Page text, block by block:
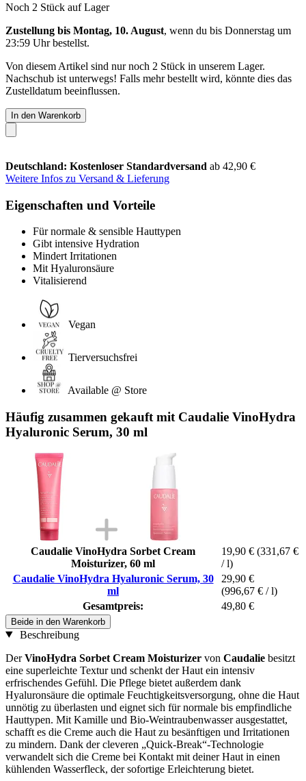
Noch 2 Stück auf Lager
Zustellung bis Montag, 10. August, wenn du bis Donnerstag um
23:59 Uhrbestellst.
Von diesem Artikel sind nur noch 2 Stück in unserem Lager.
Nachschub ist unterwegs! Falls mehr bestellt wird, könnte dies das
Zustelldatum beeinflussen.
In den Warenkorb
Deutschland: Kostenloser Standardversand ab 42,90 €
Weitere Infos zu Versand & Lieferung
Eigenschaften und Vorteile
Für normale & sensible Hauttypen
Gibt intensive Hydration
Mindert Irritationen
Mit Hyaluronsäure
Vitalisierend
Vegan
Tierversuchsfrei
Available @ Store
Häufig zusammen gekauft mit Caudalie VinoHydra
Hyaluronic Serum, 30 ml
Caudalie VinoHydra Sorbet Cream
Moisturizer, 60 ml
19,90 € (331,67 €
/ l)
Caudalie VinoHydra Hyaluronic Serum, 30
ml
29,90 €
(996,67 € / l)
Gesamtpreis:
49,80 €
Beide in den Warenkorb
Beschreibung
DerVinoHydra Sorbet Cream Moisturizer von Caudalie besitzt
eine superleichte Textur und schenkt der Haut ein intensiv
erfrischendes Gefühl. Die Pflege bietet außerdem dank
Hyaluronsäure die optimale Feuchtigkeitsversorgung, ohne die Haut
unnötig zu überlasten und eignet sich für normale bis empfindliche
Hauttypen. Mit Kamille und Bio-Weintraubenwasser ausgestattet,
schafft es die Creme auch die Haut zu besänftigen und Irritationen
zu mindern. Dank der cleveren „Quick-Break“-Technologie
verwandelt sich die Creme bei Kontakt mit deiner Haut in einen
kühlenden Wasserfleck, der sofortige Erleichterung bietet.